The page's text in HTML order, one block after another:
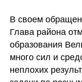
В своем
Глава района
образования
много сил и
неплохих